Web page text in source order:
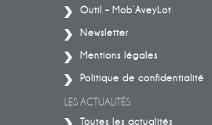
Outil – Mob’AveyLot
Newsletter
Mentions légales
Politique de confidentialité
LES ACTUALITÉS
Toutes les actualités